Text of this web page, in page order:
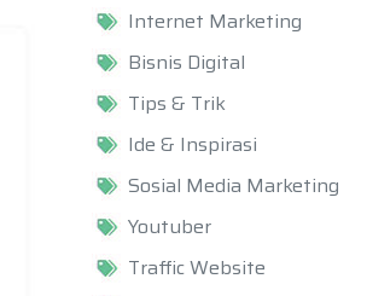
Internet Marketing
Bisnis Digital
Tips & Trik
Ide & Inspirasi
Sosial Media Marketing
Youtuber
Traffic Website